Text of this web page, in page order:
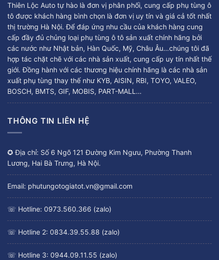
Thiên Lộc Auto tự hào là đơn vị phân phối, cung cấp phụ tùng ô
tô được khách hàng bình chọn là đơn vị uy tín và giá cả tốt nhất
thị trường Hà Nội. Để đáp ứng nhu cầu của khách hàng cung
cấp đầy đủ chủng loại phụ tùng ô tô sản xuất chính hãng bởi
các nước như Nhật bản, Hàn Quốc, Mỹ, Châu Âu…chúng tôi đã
hợp tác chặt chẽ với các nhà sản xuất, cung cấp uy tín nhất thế
giới. Đồng hành với các thương hiệu chính hãng là các nhà sản
xuất phụ tùng thay thế như KYB, AISIN, RBI, TOYO, VALEO,
BOSCH, BMTS, GIF, MOBIS, PART-MALL…
THÔNG TIN LIÊN HỆ
✪ Địa chỉ: Số 6 Ngõ 121 Đường Kim Ngưu, Phường Thanh
Lương, Hai Bà Trưng, Hà Nội.
Email: phutungotogiatot.vn@gmail.com
☏ Hotline: 0973.560.366 (zalo)
☏ Hotline 2: 0834.39.55.88 (zalo)
☏ Hotline 3: 0944.09.11.55 (zalo)